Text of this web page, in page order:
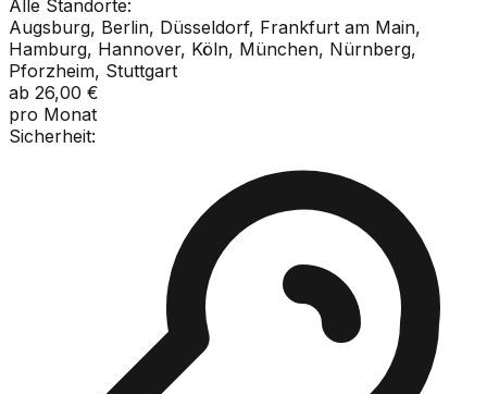
Alle Standorte:
Augsburg, Berlin, Düsseldorf, Frankfurt am Main,
Hamburg, Hannover, Köln, München, Nürnberg,
Pforzheim, Stuttgart
ab 26,00 €
pro Monat
Sicherheit: